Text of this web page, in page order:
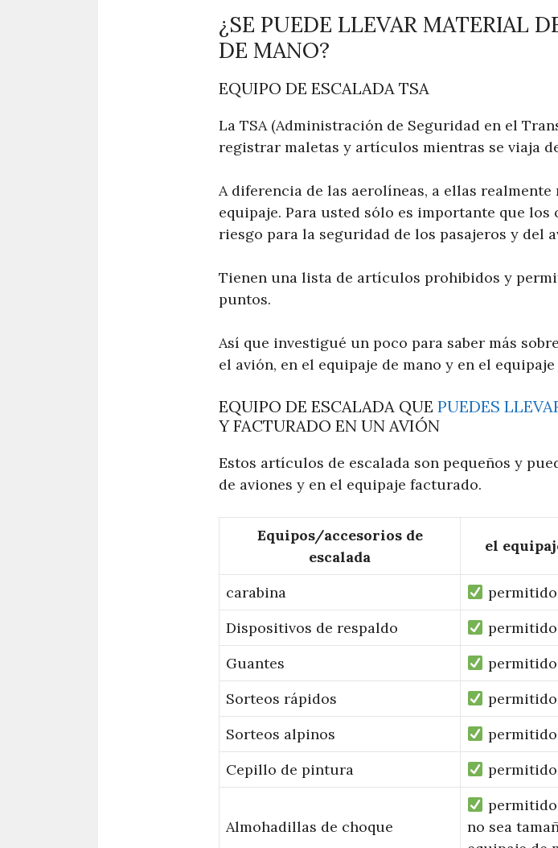
¿SE PUEDE LLEVAR MATERIAL
DE MANO?
EQUIPO DE ESCALADA TSA
La TSA (Administración de Seguridad en el
registrar maletas y artículos mientras se viaja
A diferencia de las aerolíneas, a ellas
equipaje. Para usted sólo es importante que
riesgo para la seguridad de los pasajeros y del
Tienen una lista de artículos prohibidos y
puntos.
Así que investigué un poco para saber más
el avión, en el equipaje de mano y en el
EQUIPO DE ESCALADA QUE PUEDES
Y FACTURADO EN UN AVIÓN
Estos artículos de escalada son pequeños y
de aviones y en el equipaje facturado.
Equipos/accesorios de
escalada
el
carabina permitido
Dispositivos de respaldo
permitido
Guantes
permitido
Sorteos rápidos
permitido
Sorteos alpinos
permitido
Cepillo de pintura
permitido
Almohadillas de choque
no sea